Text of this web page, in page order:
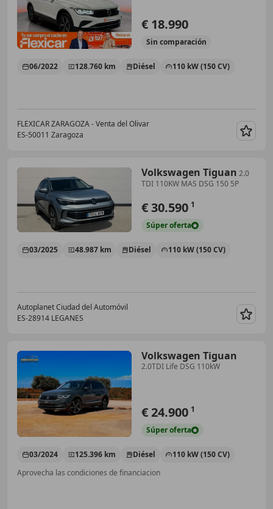
€ 18.990
Sin comparación
06/2022 128.760 km Diésel 110 kW (150 CV)
FLEXICAR ZARAGOZA - Venta del Olivar
ES-50011 Zaragoza
Volkswagen Tiguan 2.0
TDI 110KW MAS DSG 150 5P
€ 30.590 1
Súperoferta
03/2025 48.987 km Diésel 110 kW (150 CV)
Autoplanet Ciudad del Automóvil
ES-28914 LEGANES
Volkswagen Tiguan
2.0TDI Life DSG 110kW
€ 24.900 1
Súperoferta
03/2024 125.396 km Diésel
110 kW (150 CV)
Aprovecha las condiciones de financiacion